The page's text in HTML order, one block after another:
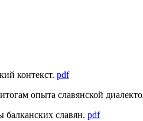
контекст. pdf
опыта славянской
балканских славян. pdf